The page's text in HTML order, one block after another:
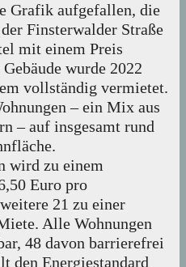
Grafik aufgefallen, die
Finsterwalder Straße
mit einem Preis
wurde 2022
vollständig vermietet.
– ein Mix aus
– auf insgesamt rund
wird zu einem
Euro pro
21 zu einer
Alle Wohnungen
48 davon barrierefrei
den Energiestandard